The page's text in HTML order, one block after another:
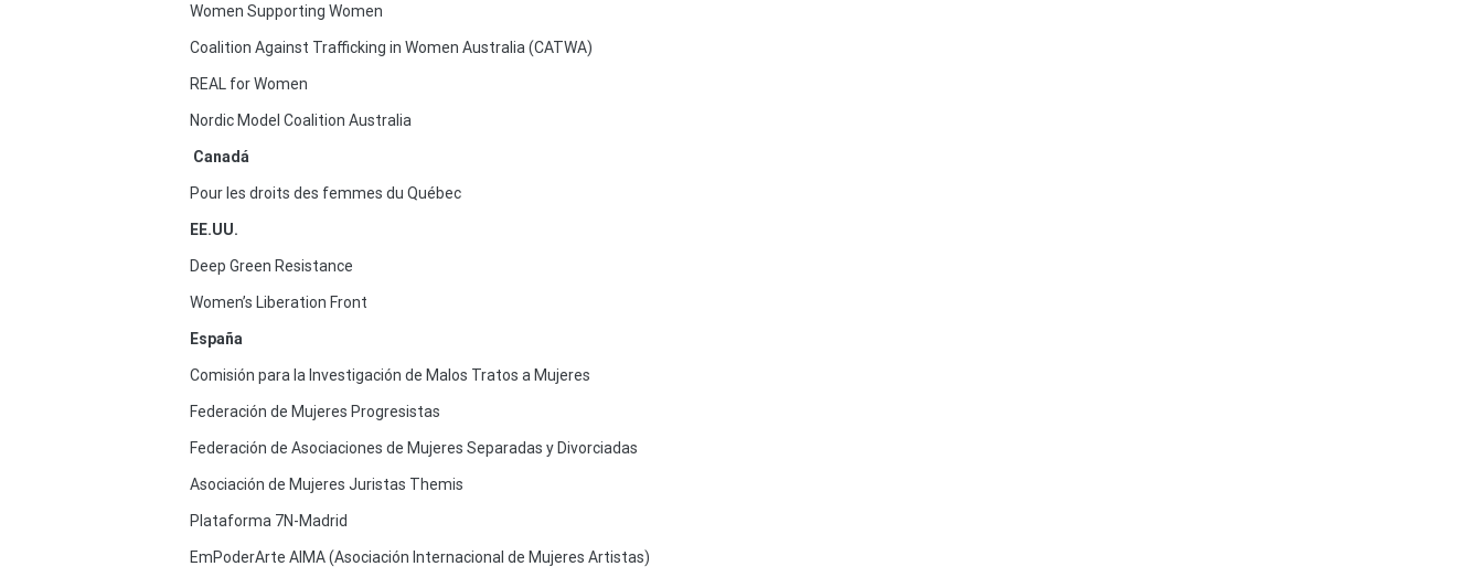
Women Supporting Women
Coalition Against Trafficking in Women Australia (CATWA)
REAL for Women
Nordic Model Coalition Australia
Canadá
Pour les droits des femmes du Québec
EE.UU.
Deep Green Resistance
Women’s Liberation Front
España
Comisión para la Investigación de Malos Tratos a Mujeres
Federación de Mujeres Progresistas
Federación de Asociaciones de Mujeres Separadas y Divorciadas
Asociación de Mujeres Juristas Themis
Plataforma 7N-Madrid
EmPoderArte AIMA (Asociación Internacional de Mujeres Artistas)